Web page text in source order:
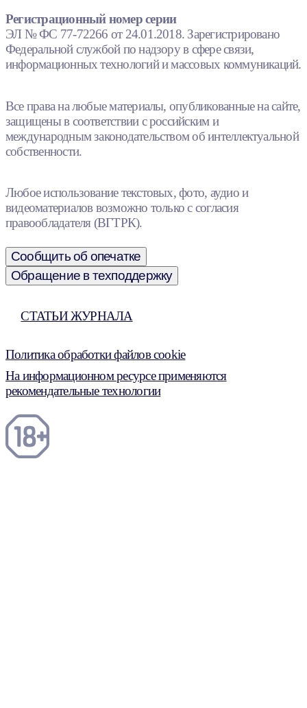
Регистрационный номер серии
ЭЛ № ФС 77-72266 от 24.01.2018. Зарегистрировано
Федеральной службой по надзору в сфере связи,
информационных технологий и массовых коммуникаций.
Все права на любые материалы, опубликованные на сайте,
защищены в соответствии с российским и
международным законодательством об интеллектуальной
собственности.
Любое использование текстовых, фото, аудио и
видеоматериалов возможно только с согласия
правообладателя (ВГТРК).
Сообщить об опечатке
Обращение в техподдержку
СТАТЬИ ЖУРНАЛА
Политика обработки файлов cookie
На информационном ресурсе применяются
рекомендательные технологии